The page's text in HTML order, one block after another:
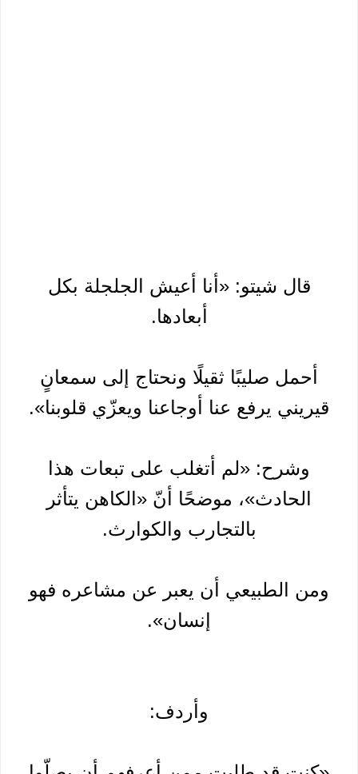
قال شيتو: «أنا أعيش الجلجلة بكل
أبعادها.
أحمل صليبًا ثقيلًا ونحتاج إلى سمعانٍ
قيريني يرفع عنا أوجاعنا ويعزّي قلوبنا».
وشرح: «لم أتغلب على تبعات هذا
الحادث»، موضحًا أنّ «الكاهن يتأثر
بالتجارب والكوارث.
ومن الطبيعي أن يعبر عن مشاعره فهو
إنسان».
وأردف: